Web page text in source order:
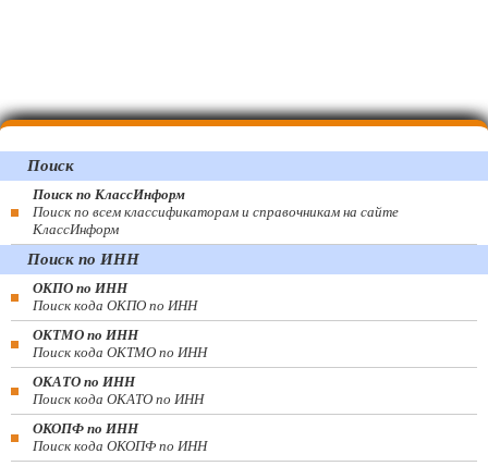
Поиск
Поиск по КлассИнформ
Поиск по всем классификаторам и справочникам на сайте
КлассИнформ
Поиск по ИНН
ОКПО по ИНН
Поиск кода ОКПО по ИНН
ОКТМО по ИНН
Поиск кода ОКТМО по ИНН
ОКАТО по ИНН
Поиск кода ОКАТО по ИНН
ОКОПФ по ИНН
Поиск кода ОКОПФ по ИНН